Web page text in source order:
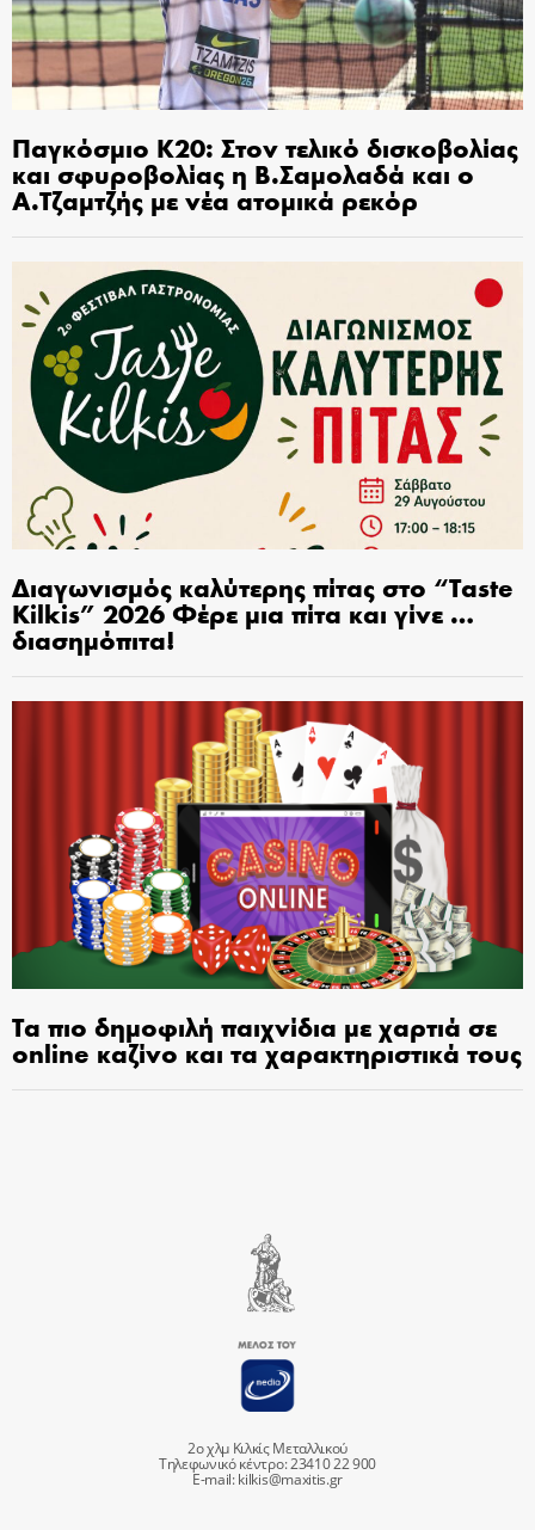
Παγκόσμιο Κ20: Στον τελικό δισκοβολίας
και σφυροβολίας η Β.Σαμολαδά και ο
Α.Τζαμτζής με νέα ατομικά ρεκόρ
Διαγωνισμός καλύτερης πίτας στο “Taste
Kilkis” 2026 Φέρε μια πίτα και γίνε …
διασημόπιτα!
Τα πιο δημοφιλή παιχνίδια με χαρτιά σε
online καζίνο και τα χαρακτηριστικά τους
2ο χλμ Κιλκίς Μεταλλικού
Τηλεφωνικό κέντρο: 23410 22 900
E-mail:kilkis@maxitis.gr